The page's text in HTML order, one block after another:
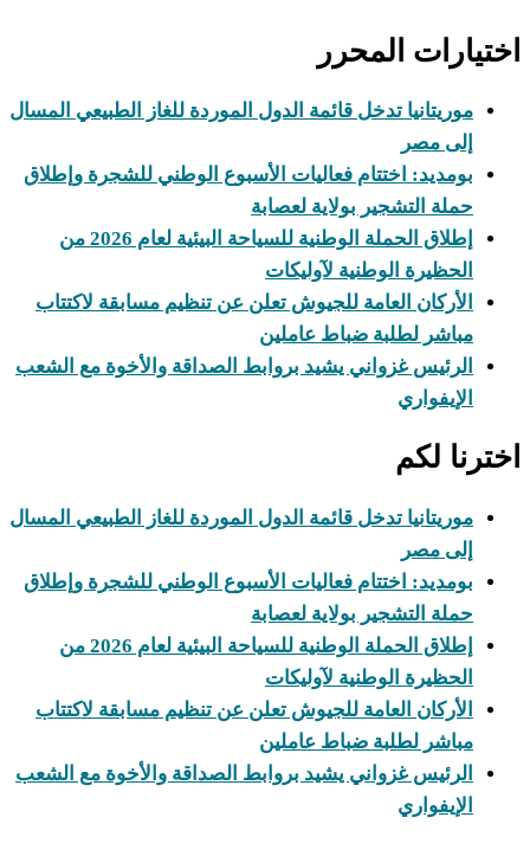
اختيارات المحرر
موريتانيا تدخل قائمة الدول الموردة للغاز الطبيعي المسال
إلى مصر
بومديد: اختتام فعاليات الأسبوع الوطني للشجرة وإطلاق
حملة التشجير بولاية لعصابة
إطلاق الحملة الوطنية للسياحة البيئية لعام 2026 من
الحظيرة الوطنية لآوليكات
الأركان العامة للجيوش تعلن عن تنظيم مسابقة لاكتتاب
مباشر لطلبة ضباط عاملين
الرئيس غزواني يشيد بروابط الصداقة والأخوة مع الشعب
الإيفواري
اخترنا لكم
موريتانيا تدخل قائمة الدول الموردة للغاز الطبيعي المسال
إلى مصر
بومديد: اختتام فعاليات الأسبوع الوطني للشجرة وإطلاق
حملة التشجير بولاية لعصابة
إطلاق الحملة الوطنية للسياحة البيئية لعام 2026 من
الحظيرة الوطنية لآوليكات
الأركان العامة للجيوش تعلن عن تنظيم مسابقة لاكتتاب
مباشر لطلبة ضباط عاملين
الرئيس غزواني يشيد بروابط الصداقة والأخوة مع الشعب
الإيفواري